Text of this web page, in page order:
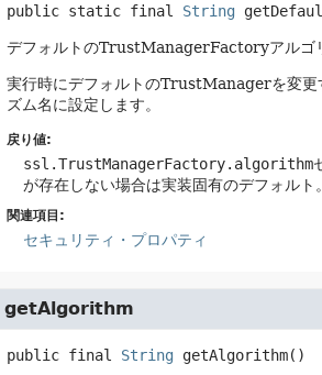
public static final String
デフォルトのTrustManagerFactoryアルゴ
実行時にデフォルトのTrustManagerを変更
ズム名に設定します。
戻り値:
ssl.TrustManagerFactory.algorithm
が存在しない場合は実装固有のデフォルト。
関連項目:
セキュリティ・プロパティ
getAlgorithm
public final String getAlgorithm()